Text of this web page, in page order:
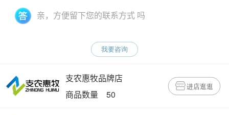
亲，方便留下您的联系方式 吗
我要咨询
支农惠牧品牌店
商品数量 50
进店逛逛